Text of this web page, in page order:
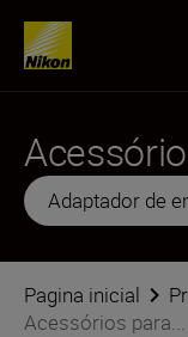
Adaptador de
Pagina inicial
Acessórios para...